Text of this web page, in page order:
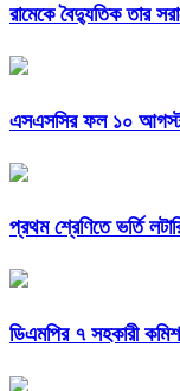
রামেকে বৈদ্যুতিক তার
এসএসসির ফল ১০ আগস্ট,
প্রথম শ্রেণিতে ভর্তি
ডিএমপির ৭ সহকারী